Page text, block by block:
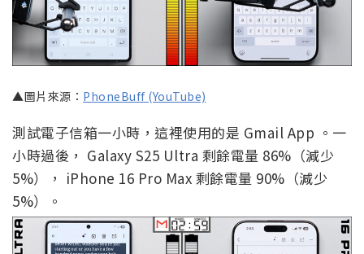
▲圖片來源： PhoneBuff (YouTube)
測試電子信箱一小時，這裡使用的是 Gmail App 。一
小時過後， Galaxy S25 Ultra 剩餘電量 86%（減少
5%）， iPhone 16 Pro Max 剩餘電量 90%（減少
5%）。